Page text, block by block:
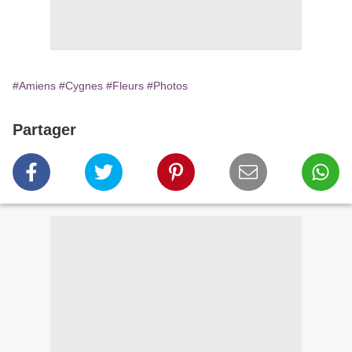
#Amiens #Cygnes #Fleurs #Photos
Partager